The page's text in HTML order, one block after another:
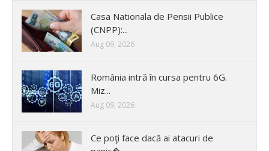
Casa Nationala de Pensii Publice
(CNPP):...
Aug 09, 2026
România intră în cursa pentru 6G.
Miz...
Aug 09, 2026
Ce poţi face dacă ai atacuri de